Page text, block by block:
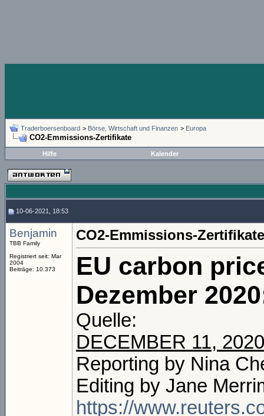
Traderboersenboard > Börse, Wirtschaft und Finanzen > Europa
CO2-Emmissions-Zertifikate
Hilfe Kalender
10-06-2021, 18:53
Benjamin
TBB Family
Registriert seit: Mar
2004
Beiträge: 10.373
CO2-Emmissions-Zertifikate
EU carbon
Dezember
Quelle:
DECEMBER 11, 2020
Reporting by Nina
Editing by Jane
https://